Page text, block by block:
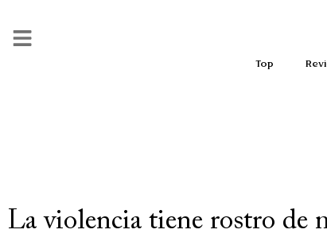
Top
La violencia tiene rostro de